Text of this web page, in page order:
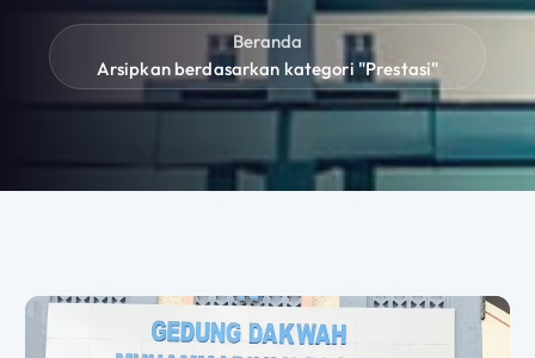
Beranda
Arsipkan berdasarkan kategori "Prestasi"